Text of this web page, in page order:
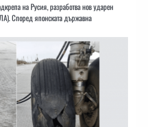
на Русия, разработва нов ударен
Според японската държавна